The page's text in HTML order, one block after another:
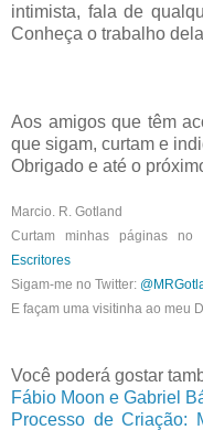
intimista, fala de
Conheça o trabalho
Aos amigos que têm
que sigam, curtam e
Obrigado e até o
Marcio. R. Gotland
Curtam minhas páginas no
Escritores
Sigam-me no Twitter:
E façam uma visitinha ao meu
Você poderá gostar
Fábio Moon e Gabriel
Processo de Criação: